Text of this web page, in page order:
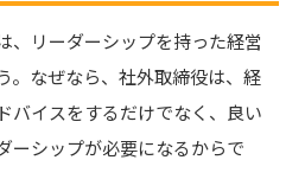
、リーダーシップを持った経営
なぜなら、社外取締役は、経
バイスをするだけでなく、良い
ーシップが必要になるからで